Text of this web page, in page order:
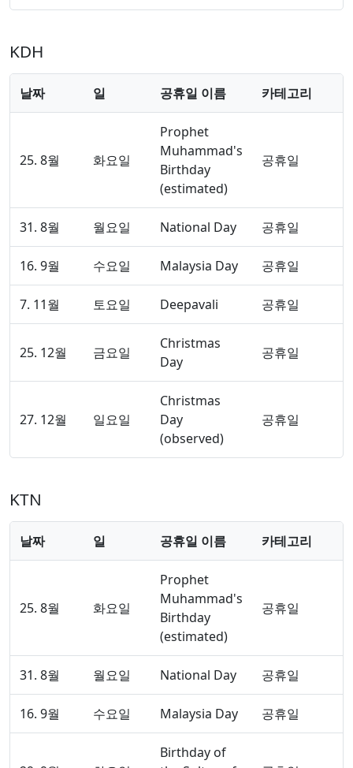
KDH
날짜 일 공휴일 이름 카테고리
25. 8월 화요일
Prophet
Muhammad's
Birthday
(estimated)
공휴일
31. 8월 월요일 National Day 공휴일
16. 9월 수요일 Malaysia Day 공휴일
7. 11월 토요일 Deepavali 공휴일
25. 12월 금요일
Christmas
Day
공휴일
27. 12월 일요일
Christmas
Day
(observed)
공휴일
KTN
날짜 일 공휴일 이름 카테고리
25. 8월 화요일
Prophet
Muhammad's
Birthday
(estimated)
공휴일
31. 8월 월요일 National Day 공휴일
16. 9월 수요일 Malaysia Day 공휴일
Birthday of